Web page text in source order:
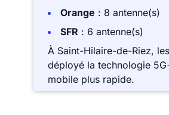
Orange : 8 antenne(s)
SFR : 6 antenne(s)
À Saint-Hilaire-de-Riez,
déployé la technologie
mobile plus rapide.